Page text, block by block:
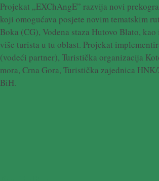
Projekat „EXChAngE” razvija novi
koji omogućava posjete novim tematskim
Boka (CG), Vodena staza Hutovo Blato,
više turista u tu oblast. Projekat
(vodeći partner), Turistička organizacija
mora, Crna Gora, Turistička zajednica
BiH.